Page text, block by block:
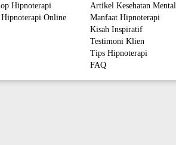
Hipnoterapi
Online
Artikel Kesehatan Mental
Manfaat Hipnoterapi
Kisah Inspiratif
Testimoni Klien
Tips Hipnoterapi
FAQ